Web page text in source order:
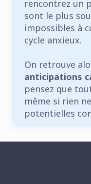
rencontrez un
sont le plus
impossibles à
cycle anxieux.
On retrouve
anticipations
pensez que
même si rien
potentielles